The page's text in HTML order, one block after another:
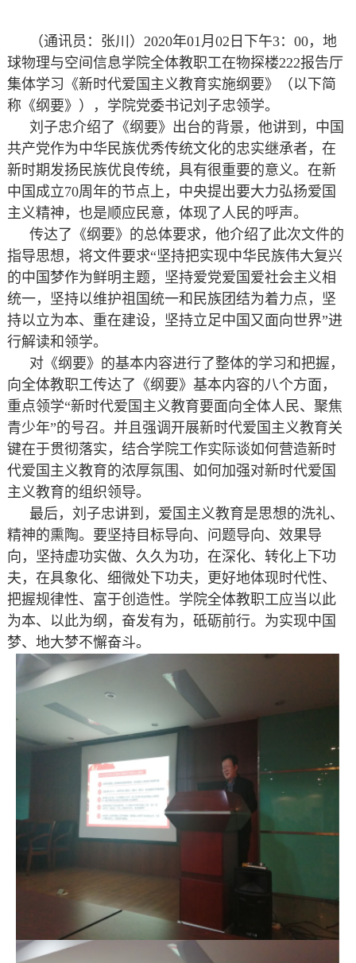
（通讯员：张川）2020年01月02日下午3：00，地
球物理与空间信息学院全体教职工在物探楼222报告厅
集体学习《新时代爱国主义教育实施纲要》（以下简
称《纲要》），学院党委书记刘子忠领学。
刘子忠介绍了《纲要》出台的背景，他讲到，中国
共产党作为中华民族优秀传统文化的忠实继承者，在
新时期发扬民族优良传统，具有很重要的意义。在新
中国成立70周年的节点上，中央提出要大力弘扬爱国
主义精神，也是顺应民意，体现了人民的呼声。
传达了《纲要》的总体要求，他介绍了此次文件的
指导思想，将文件要求“坚持把实现中华民族伟大复兴
的中国梦作为鲜明主题，坚持爱党爱国爱社会主义相
统一，坚持以维护祖国统一和民族团结为着力点，坚
持以立为本、重在建设，坚持立足中国又面向世界”进
行解读和领学。
对《纲要》的基本内容进行了整体的学习和把握，
向全体教职工传达了《纲要》基本内容的八个方面，
重点领学“新时代爱国主义教育要面向全体⼈民、聚焦
青少年”的号召。并且强调开展新时代爱国主义教育关
键在于贯彻落实，结合学院工作实际谈如何营造新时
代爱国主义教育的浓厚氛围、如何加强对新时代爱国
主义教育的组织领导。
最后，刘子忠讲到，爱国主义教育是思想的洗礼、
精神的熏陶。要坚持目标导向、问题导向、效果导
向，坚持虚功实做、久久为功，在深化、转化上下功
夫，在具象化、细微处下功夫，更好地体现时代性、
把握规律性、富于创造性。学院全体教职工应当以此
为本、以此为纲，奋发有为，砥砺前行。为实现中国
梦、地大梦不懈奋斗。